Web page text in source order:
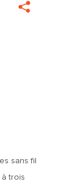

sans fil
trois